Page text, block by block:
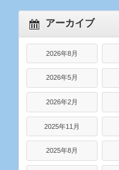
アーカイブ
2026年8月
2026年5月
2026年2月
2025年11月
2025年8月